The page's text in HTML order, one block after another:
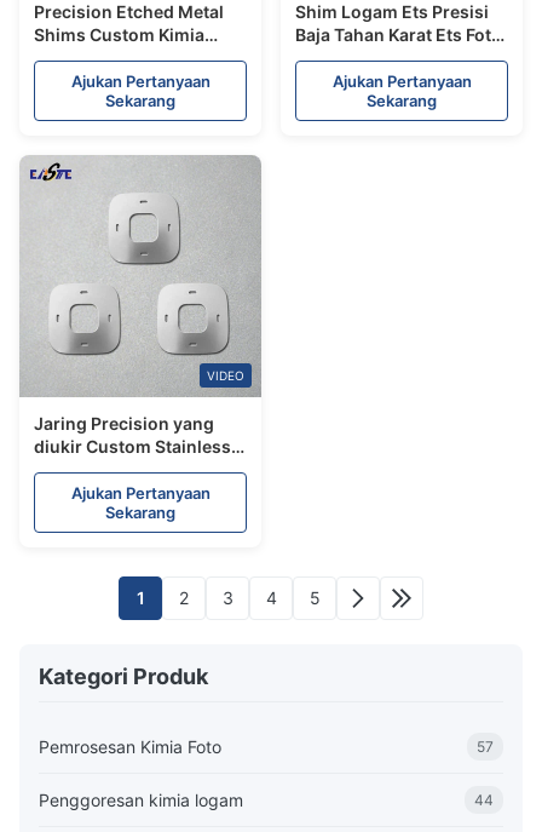
Precision Etched Metal
Shims Custom Kimia
Etched Stainless Steel
ShimsAjukan Pertanyaan
Sekarang
Shim Logam Ets Presisi
Baja Tahan Karat Ets Foto
Kustom
Ajukan Pertanyaan
Sekarang
VIDEO
Jaring Precision yang
diukir Custom Stainless
Steel Foto Jaring Logam
yang diukir
Ajukan Pertanyaan
Sekarang
1 2 3 4 5
Kategori Produk
Pemrosesan Kimia Foto 57
Penggoresan kimia logam 44